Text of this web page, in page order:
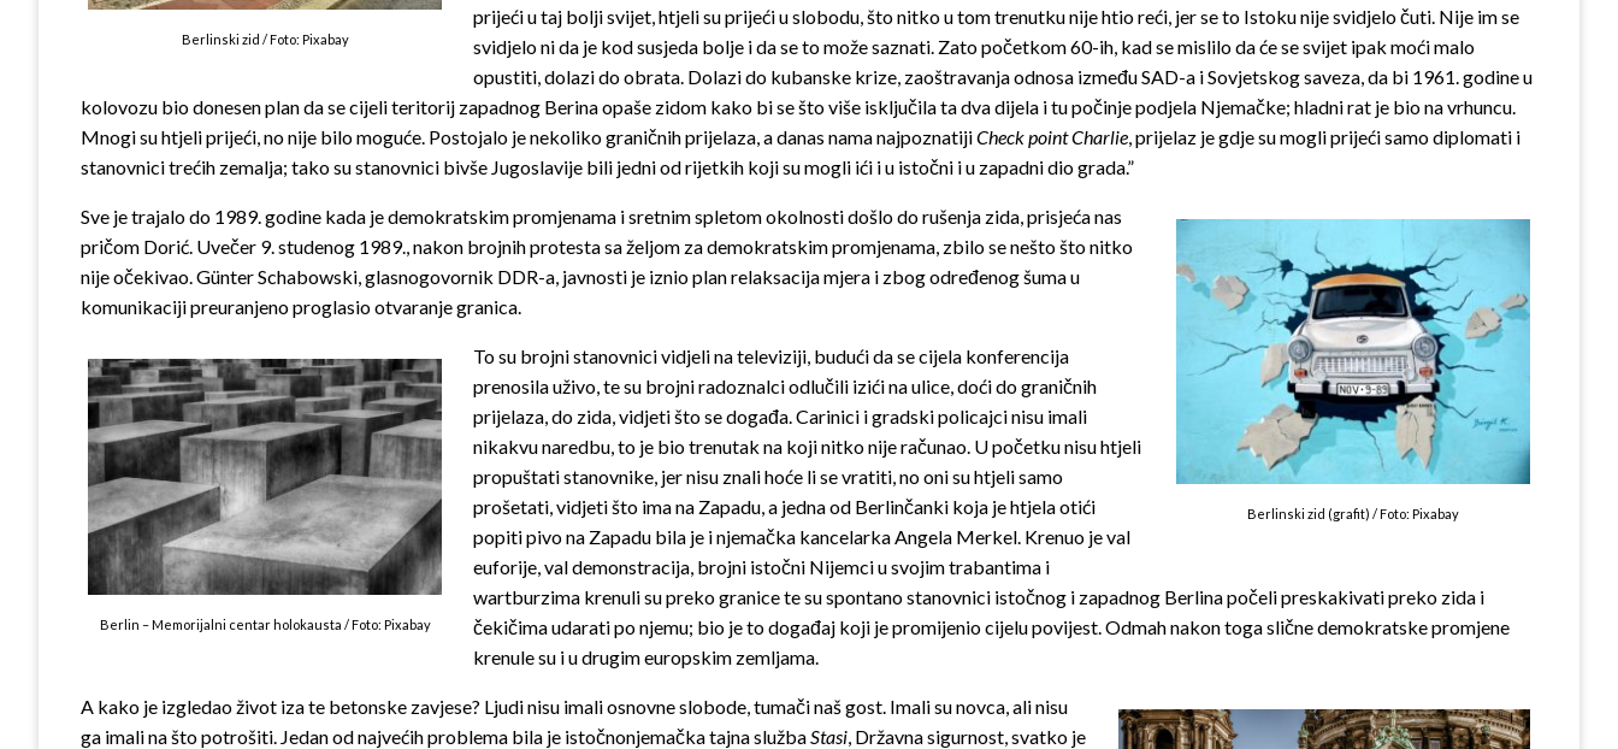
Berlinski zid / Foto: Pixabay
prijeći u taj bolji svijet, htjeli su prijeći u slobodu, što nitko u tom trenutku nije htio reći, jer se to Istoku nije svidjelo čuti. Nije im se
svidjelo ni da je kod susjeda bolje i da se to može saznati. Zato početkom 60-ih, kad se mislilo da će se svijet ipak moći malo
opustiti, dolazi do obrata. Dolazi do kubanske krize, zaoštravanja odnosa između SAD-a i Sovjetskog saveza, da bi 1961. godine u
kolovozu bio donesen plan da se cijeli teritorij zapadnog Berina opaše zidom kako bi se što više isključila ta dva dijela i tu počinje podjela Njemačke; hladni rat je bio na vrhuncu.
Mnogi su htjeli prijeći, no nije bilo moguće. Postojalo je nekoliko graničnih prijelaza, a danas nama najpoznatijiCheck point Charlie, prijelaz je gdje su mogli prijeći samo diplomati i
stanovnici trećih zemalja; tako su stanovnici bivše Jugoslavije bili jedni od rijetkih koji su mogli ići i u istočni i u zapadni dio grada.”
Berlinski zid (grafit) / Foto: Pixabay
Sve je trajalo do 1989. godine kada je demokratskim promjenama i sretnim spletom okolnosti došlo do rušenja zida, prisjeća nas
pričom Dorić. Uvečer 9. studenog 1989., nakon brojnih protesta sa željom za demokratskim promjenama, zbilo se nešto što nitko
nije očekivao. Günter Schabowski, glasnogovornik DDR-a, javnosti je iznio plan relaksacija mjera i zbog određenog šuma u
komunikaciji preuranjeno proglasio otvaranje granica.
Berlin – Memorijalni centar holokausta / Foto: Pixabay
To su brojni stanovnici vidjeli na televiziji, budući da se cijela konferencija
prenosila uživo, te su brojni radoznalci odlučili izići na ulice, doći do graničnih
prijelaza, do zida, vidjeti što se događa. Carinici i gradski policajci nisu imali
nikakvu naredbu, to je bio trenutak na koji nitko nije računao. U početku nisu htjeli
propuštati stanovnike, jer nisu znali hoće li se vratiti, no oni su htjeli samo
prošetati, vidjeti što ima na Zapadu, a jedna od Berlinčanki koja je htjela otići
popiti pivo na Zapadu bila je i njemačka kancelarka Angela Merkel. Krenuo je val
euforije, val demonstracija, brojni istočni Nijemci u svojim trabantima i
wartburzima krenuli su preko granice te su spontano stanovnici istočnog i zapadnog Berlina počeli preskakivati preko zida i
čekičima udarati po njemu; bio je to događaj koji je promijenio cijelu povijest. Odmah nakon toga slične demokratske promjene
krenule su i u drugim europskim zemljama.
A kako je izgledao život iza te betonske zavjese? Ljudi nisu imali osnovne slobode, tumači naš gost. Imali su novca, ali nisu
ga imali na što potrošiti. Jedan od najvećih problema bila je istočnonjemačka tajna službaStasi, Državna sigurnost, svatko je